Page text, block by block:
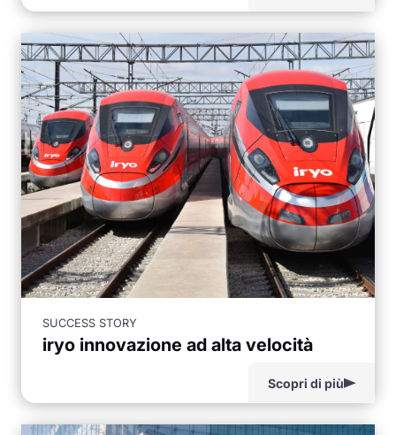
SUCCESS STORY
iryo innovazione ad alta velocità
Scopri di più